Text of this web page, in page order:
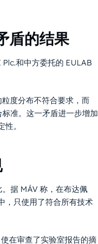
盾的结果
和中方委托的 EULAB
度分布不符合要求，而
准。这一矛盾进一步增加
。
据 MÁV 称，在布达佩
，只使用了符合所有技术
在审查了实验室报告的摘